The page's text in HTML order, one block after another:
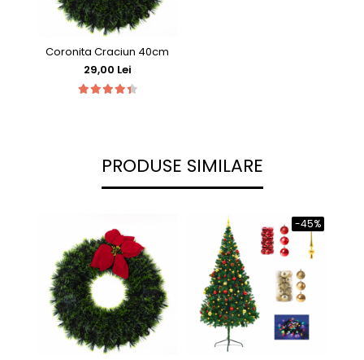
Coronita Craciun 40cm
29,00 Lei
PRODUSE SIMILARE
-45%